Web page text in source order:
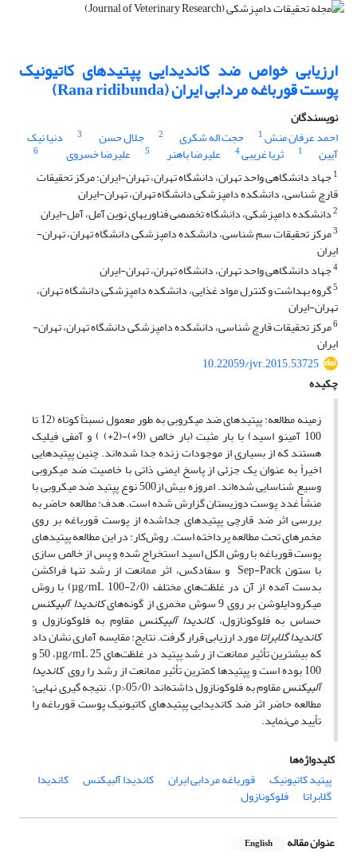
ارزیابی خواص ضد کاندیدایی پپتیدهای کاتیونیک
پوست قورباغه مردابی ایران (Rana ridibunda)
نویسندگان
احمد عرفان منش1 حجت اله شکری 2 جلال حسن 3 دنیا نیک
آیین 1 ثریا غریبی4 علیرضا باهنر 5 علیرضا خسروی
6
1 جهاد دانشگاهی واحد تهران، دانشگاه تهران، تهران-ایران؛ مرکز تحقیقات
قارچ شناسی، دانشکده دامپزشکی دانشگاه تهران، تهران-ایران
2دانشکده دامپزشکی، دانشگاه تخصصی فناوریهای نوین آمل، آمل-ایران
3مرکز تحقیقات سم شناسی، دانشکده دامپزشکی دانشگاه تهران، تهران-
ایران
4جهاد دانشگاهی واحد تهران، دانشگاه تهران، تهران-ایران
5گروه بهداشت و کنترل مواد غذایی، دانشکده دامپزشکی دانشگاه تهران،
تهران-ایران
6مرکز تحقیقات قارچ شناسی، دانشکده دامپزشکی دانشگاه تهران، تهران-
ایران
10.22059/jvr.2015.53725
چکیده
زمینه مطالعه:
پپتیدهای ضد میکروبی به طور معمول نسبتاً کوتاه (12 تا
100 آمینو اسید) با بار مثبت (بار خالص (9+)-(2+) ) و آمفی فیلیک
هستند که از بسیاری از موجودات زنده جدا شدهاند. چنین پپتیدهایی
اخیراً به عنوان یک جزئی از پاسخ ایمنی ذاتی با خاصیت ضد میکروبی
وسیع شناسایی شده اند. امروزه بیش از500 نوع پپتید ضد میکروبی با
منشأ غدد پوست دوزیستان گزارش شده است. هدف: مطالعه حاضر به
بررسی اثر ضد قارچی پپتیدهای جداشده از پوست قورباغه بر روی
مخمرهای تحت مطالعه پرداخته است. روشکار:در این مطالعه پپتیدهای
پوست قورباغه با روش الکل اسید استخراج شده و پس از خالص سازی
با ستونSep-Pack و سفادکس، اثر ممانعت از رشد تنها فراکشن
بدست آمده از آن در غلظتهای مختلف (µg/mL 100-2/0) با روش
میکرودایلوشن بر روی 9 سوش مخمری از گونه هایکاندیدا آلبیکنس
حساس به فلوکونازول،کاندیدا آلبیکنس مقاوم به فلوکونازول و
کاندیدا گلابراتامورد ارزیابی قرار گرفت. نتایج: مقایسه آماری نشان داد
که بیشترین تأثیر ممانعت از رشد پپتید در غلظتهایµg/mL 25 ، 50 و
100 بوده است و پپتیدها کمترین تأثیر ممانعت از رشد را روی کاندیدا
آلبیکنسمقاوم به فلوکونازول داشتهاند (05/0< p). نتیجه گیری نهایی:
مطالعه حاضر اثر ضد کاندیدایی پپتیدهای کاتیونیک پوست قورباغه را
تأیید مینماید.
کلیدواژه‌ها
پپتید کاتیونیک
قورباغه مردابی ایران کاندیدا آلبیکنس کاندیدا
گلابراتا فلوکونازول
عنوان مقاله English